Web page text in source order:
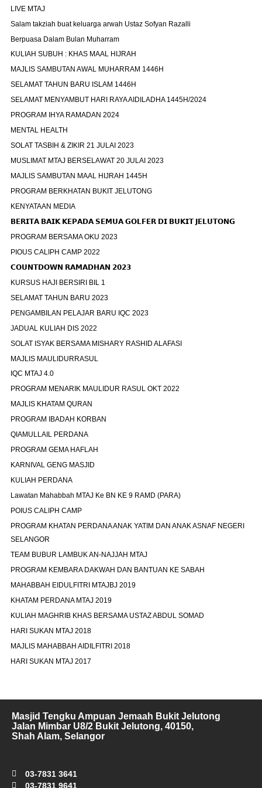
LIVE MTAJ
Salam takziah buat keluarga arwah Ustaz Sofyan Razalli
Berpuasa Dalam Bulan Muharram
KULIAH SUBUH : KHAS MAAL HIJRAH
MAJLIS SAMBUTAN AWAL MUHARRAM 1446H
SELAMAT TAHUN BARU ISLAM 1446H
SELAMAT MENYAMBUT HARI RAYA AIDILADHA 1445H/2024
PROGRAM IHYA RAMADAN 2024
MENTAL HEALTH
SOLAT TASBIH & ZIKIR 21 JULAI 2023
MUSLIMAT MTAJ BERSELAWAT 20 JULAI 2023
MAJLIS SAMBUTAN MAAL HIJRAH 1445H
PROGRAM BERKHATAN BUKIT JELUTONG
KENYATAAN MEDIA
𝗕𝗘𝗥𝗜𝗧𝗔 𝗕𝗔𝗜𝗞 𝗞𝗘𝗣𝗔𝗗𝗔 𝗦𝗘𝗠𝗨𝗔 𝗚𝗢𝗟𝗙𝗘𝗥 𝗗𝗜 𝗕𝗨𝗞𝗜𝗧 𝗝𝗘𝗟𝗨𝗧𝗢𝗡𝗚
PROGRAM BERSAMA OKU 2023
PIOUS CALIPH CAMP 2022
𝗖𝗢𝗨𝗡𝗧𝗗𝗢𝗪𝗡 𝗥𝗔𝗠𝗔𝗗𝗛𝗔𝗡 𝟮𝟬𝟮𝟯
KURSUS HAJI BERSIRI BIL 1
SELAMAT TAHUN BARU 2023
PENGAMBILAN PELAJAR BARU IQC 2023
JADUAL KULIAH DIS 2022
SOLAT ISYAK BERSAMA MISHARY RASHID ALAFASI
MAJLIS MAULIDURRASUL
IQC MTAJ 4.0
PROGRAM MENARIK MAULIDUR RASUL OKT 2022
MAJLIS KHATAM QURAN
PROGRAM IBADAH KORBAN
QIAMULLAIL PERDANA
PROGRAM GEMA HAFLAH
KARNIVAL GENG MASJID
KULIAH PERDANA
Lawatan Mahabbah MTAJ Ke BN KE 9 RAMD (PARA)
POIUS CALIPH CAMP
PROGRAM KHATAN PERDANA ANAK YATIM DAN ANAK ASNAF NEGERI
SELANGOR
TEAM BUBUR LAMBUK AN-NAJJAH MTAJ
PROGRAM KEMBARA DAKWAH DAN BANTUAN KE SABAH
MAHABBAH EIDULFITRI MTAJBJ 2019
KHATAM PERDANA MTAJ 2019
KULIAH MAGHRIB KHAS BERSAMA USTAZ ABDUL SOMAD
HARI SUKAN MTAJ 2018
MAJLIS MAHABBAH AIDILFITRI 2018
HARI SUKAN MTAJ 2017
Masjid Tengku Ampuan Jemaah Bukit Jelutong
Jalan Mimbar U8/2 Bukit Jelutong, 40150,
Shah Alam, Selangor
03-7831 3641
03-7831 9641